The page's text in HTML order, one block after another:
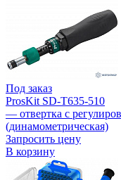
Под заказ
ProsKit SD-T635-510
— отвертка с
(динамометрическая)
Запросить цену
В корзину